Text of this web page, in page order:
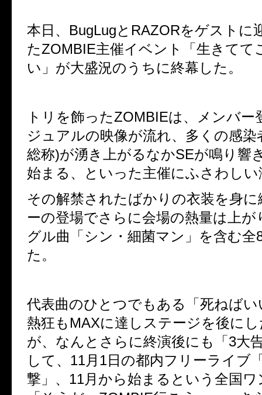
本日、BugLugとRAZORをゲストに
たZOMBIE主催イベント「生きてて
い」が大盛況のうちに終幕した。
トリを飾ったZOMBIEは、メンバー
ジュアルの映像が流れ、多くの感染
総称)が湧き上がるなかSEが鳴り響
始まる、といった主催にふさわしい
その解禁されたばかりの衣装を身
ーの登場でさらに会場の熱量は上が
グル曲「シン・ 細菌マン」を含む全
た。
代表曲のひとつでもある「死ねば
熱狂もMAXに達しステージを後に
が、なんとさらに終演後にも「3大
して、11月1日の都内フリーライブ
撃」、11月から始まるという全国